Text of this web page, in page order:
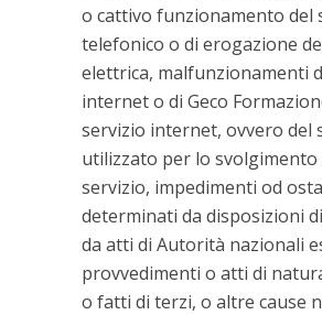
o cattivo funzionamento del
telefonico o di erogazione
elettrica, malfunzionamenti
internet o di Geco
servizio internet, ovvero del
utilizzato per lo svolgimento
servizio, impedimenti od
determinati da disposizioni
da atti di Autorità nazionali
provvedimenti o atti di
o fatti di terzi, o altre cause